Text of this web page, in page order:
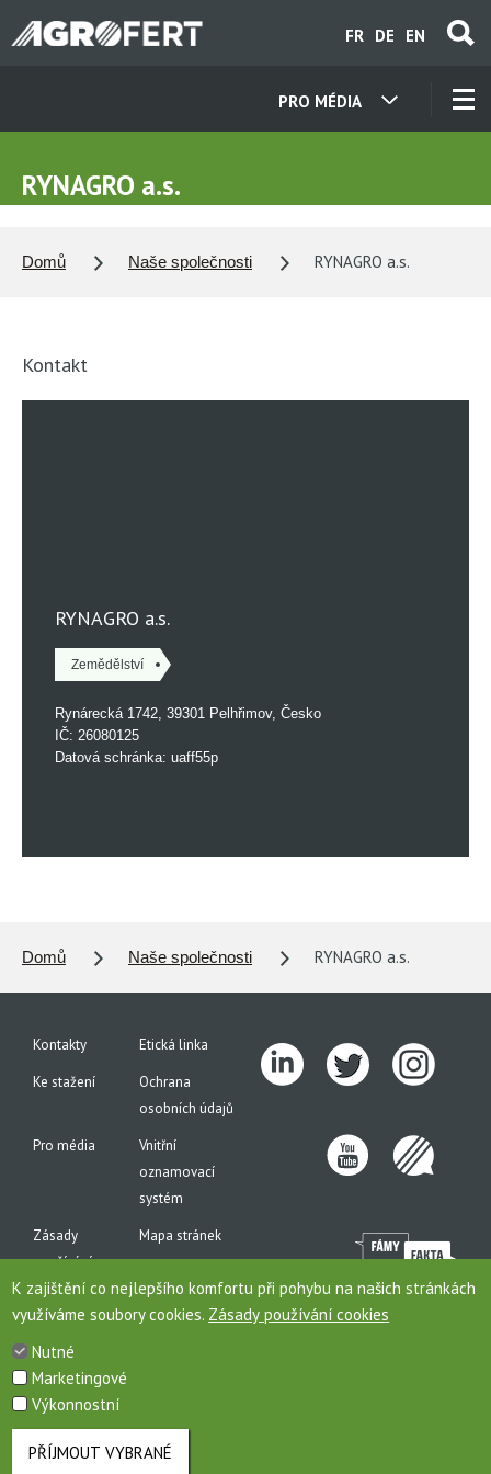
EN
DE
FR
PRO MÉDIA
KONTAKTY
RYNAGRO a.s.
Domů Naše společnosti RYNAGRO a.s.
Kontakt
RYNAGRO a.s.
Zemědělství
Rynárecká 1742, 39301 Pelhřimov, Česko
IČ: 26080125
Datová schránka: uaff55p
Domů Naše společnosti RYNAGRO a.s.
Kontakty
Etická linka
Ke stažení
Ochrana
osobních údajů
Pro média
Vnitřní
oznamovací
systém
Zásady
používání
cookies
Mapa stránek
Toto jsou internetové stránky společnosti AGROFERT, a.s., IČO 26185610, se sídlem na
adrese Pyšelská 2327/2, Chodov, 149 00 Praha 4, zapsané v obchodním rejstříku pod
K zajištění co nejlepšího komfortu při pohybu na našich stránkách
využíváme soubory cookies. Zásady používání cookies
Nutné
Marketingové
Výkonnostní
PŘÍJMOUT VYBRANÉ